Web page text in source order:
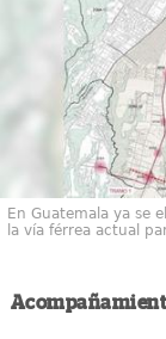
En Guatemala ya se
la vía férrea actual